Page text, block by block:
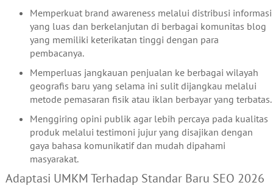
Memperkuat brand awareness melalui distribusi informasi
yang luas dan berkelanjutan di berbagai komunitas blog
yang memiliki keterikatan tinggi dengan para
pembacanya.
Memperluas jangkauan penjualan ke berbagai wilayah
geografis baru yang selama ini sulit dijangkau melalui
metode pemasaran fisik atau iklan berbayar yang terbatas.
Menggiring opini publik agar lebih percaya pada kualitas
produk melalui testimoni jujur yang disajikan dengan
gaya bahasa komunikatif dan mudah dipahami
masyarakat.
Adaptasi UMKM Terhadap Standar Baru SEO 2026